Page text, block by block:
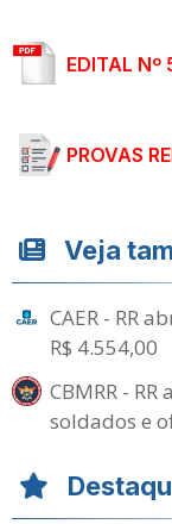
EDITAL Nº
PROVAS
Veja
CAER - RR
R$ 4.554,00
CBMRR -
soldados e